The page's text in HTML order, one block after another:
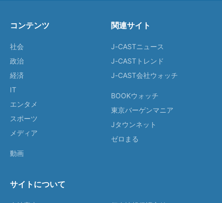
コンテンツ
社会
政治
経済
IT
エンタメ
スポーツ
メディア
動画
関連サイト
J-CASTニュース
J-CASTトレンド
J-CAST会社ウォッチ
BOOKウォッチ
東京バーゲンマニア
Jタウンネット
ゼロまる
サイトについて